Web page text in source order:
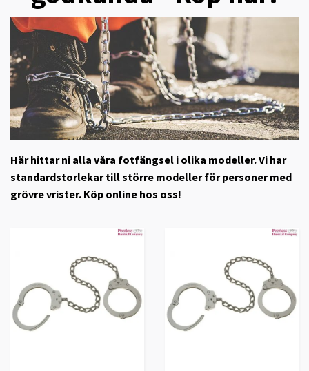
Här hittar ni alla våra fotfängsel i olika modeller. Vi har
standardstorlekar till större modeller för personer med
grövre vrister. Köp online hos oss!